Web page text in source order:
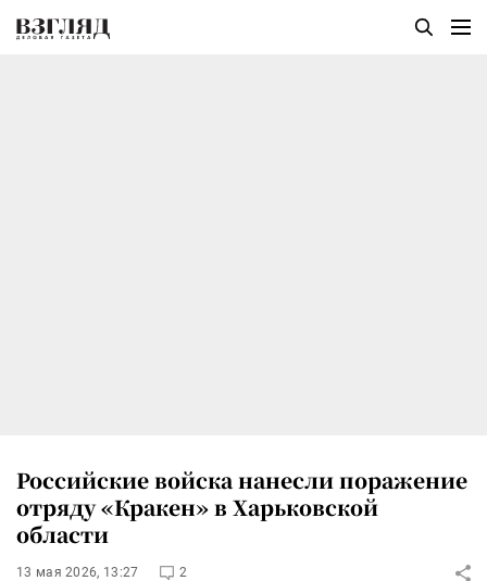
Российские войска нанесли поражение
отряду «Кракен» в Харьковской
области
13 мая 2026, 13:27 2